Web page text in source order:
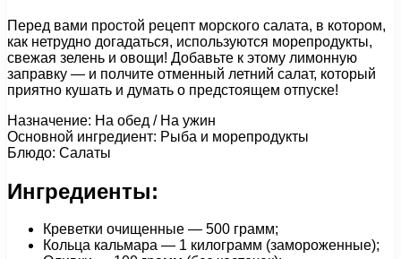
Перед вами простой рецепт морского салата, в котором,
как нетрудно догадаться, используются морепродукты,
свежая зелень и овощи! Добавьте к этому лимонную
заправку — и полчите отменный летний салат, который
приятно кушать и думать о предстоящем отпуске!
Назначение: На обед / На ужин
Основной ингредиент: Рыба и морепродукты
Блюдо: Салаты
Ингредиенты:
Креветки очищенные — 500 грамм;
Кольца кальмара — 1 килограмм (замороженные);